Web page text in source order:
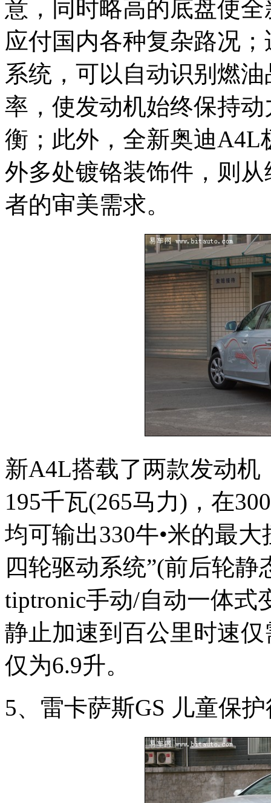
意，同时略高的底盘使
应付国内各种复杂路况
系统，可以自动识别燃
率，使发动机始终保持
衡；此外，全新奥迪A4L
外多处镀铬装饰件，则
者的审美需求。
新A4L搭载了两款发动机
195千瓦(265马力)，在
均可输出330牛•米的最
四轮驱动系统”(前后轮
tiptronic手动/自动一体式
静止加速到百公里时速
仅为6.9升。
5、雷卡萨斯GS 儿童保